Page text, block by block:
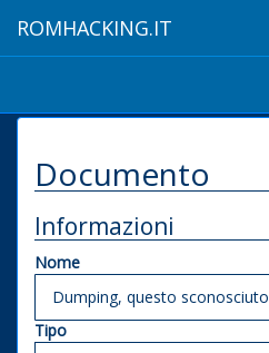
ROMHACKING.IT
Documento
Informazioni
Nome
Dumping, questo sconosciuto
Tipo